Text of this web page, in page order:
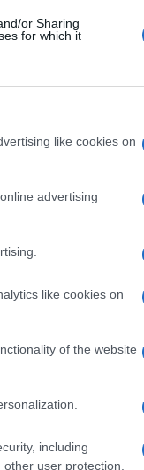
or Sharing
for which it
like cookies on
advertising
like cookies on
of the website
including
user protection.
την
ότου
τα